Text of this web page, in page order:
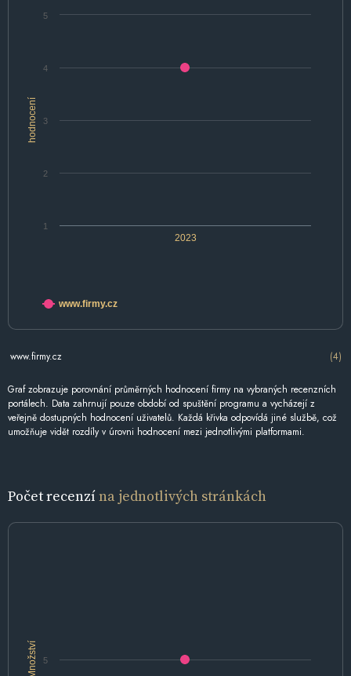
hodnocení
2023
1
2
3
4
5
www.firmy.cz
www.firmy.cz (4)
Graf zobrazuje porovnání průměrných hodnocení firmy na vybraných recenzních
portálech. Data zahrnují pouze období od spuštění programu a vycházejí z
veřejně dostupných hodnocení uživatelů. Každá křivka odpovídá jiné službě, což
umožňuje vidět rozdíly v úrovni hodnocení mezi jednotlivými platformami.
Počet recenzína jednotlivých stránkách
Množství 5